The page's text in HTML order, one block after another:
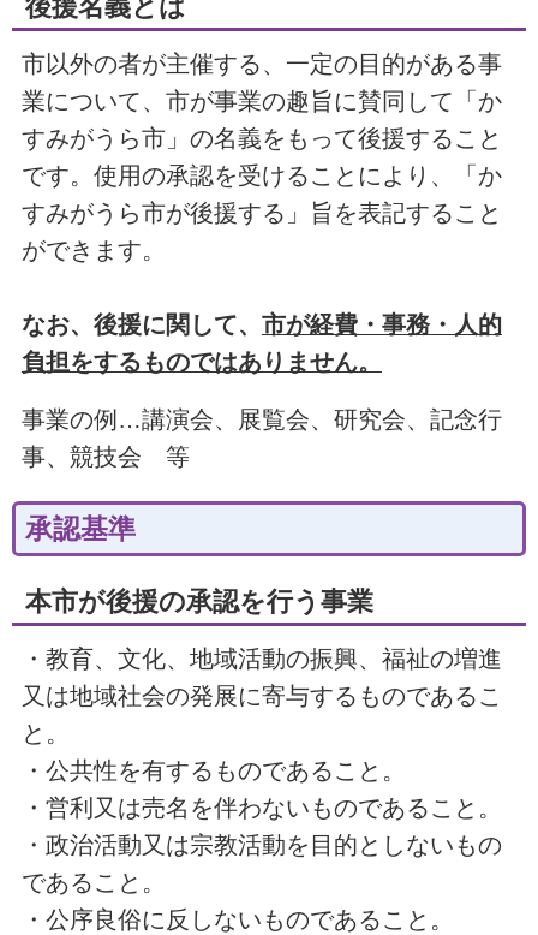
後援名義とは
市以外の者が主催する、一定の目的がある事
業について、市が事業の趣旨に賛同して「か
すみがうら市」の名義をもって後援すること
です。使用の承認を受けることにより、「か
すみがうら市が後援する」旨を表記すること
ができます。
なお、後援に関して、 市が経費・事務・人的
負担をするものではありません。
事業の例…講演会、展覧会、研究会、記念行
事、競技会 等
承認基準
本市が後援の承認を行う事業
・教育、文化、地域活動の振興、福祉の増進
又は地域社会の発展に寄与するものであるこ
と。
・公共性を有するものであること。
・営利又は売名を伴わないものであること。
・政治活動又は宗教活動を目的としないもの
であること。
・公序良俗に反しないものであること。